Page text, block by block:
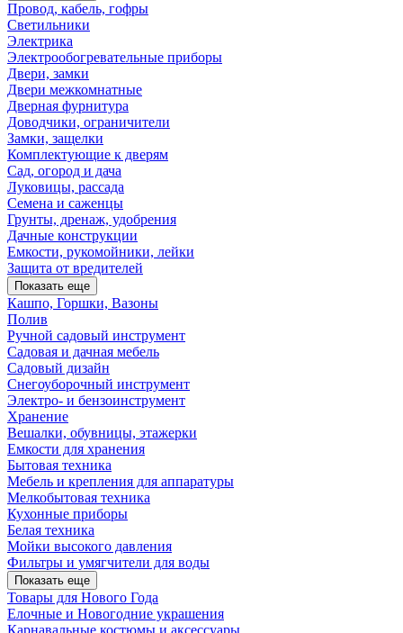
Провод, кабель, гофры
Светильники
Электрика
Электрообогревательные приборы
Двери, замки
Двери межкомнатные
Дверная фурнитура
Доводчики, ограничители
Замки, защелки
Комплектующие к дверям
Сад, огород и дача
Луковицы, рассада
Семена и саженцы
Грунты, дренаж, удобрения
Дачные конструкции
Емкости, рукомойники, лейки
Защита от вредителей
Показать еще
Кашпо, Горшки, Вазоны
Полив
Ручной садовый инструмент
Садовая и дачная мебель
Садовый дизайн
Снегоуборочный инструмент
Электро- и бензоинструмент
Хранение
Вешалки, обувницы, этажерки
Емкости для хранения
Бытовая техника
Мебель и крепления для аппаратуры
Мелкобытовая техника
Кухонные приборы
Белая техника
Мойки высокого давления
Фильтры и умягчители для воды
Показать еще
Товары для Нового Года
Елочные и Новогодние украшения
Карнавальные костюмы и аксессуары